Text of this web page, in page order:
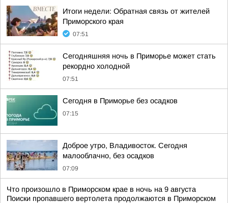
Итоги недели: Обратная связь от жителей
Приморского края
07:51
Сегодняшняя ночь в Приморье может стать
рекордно холодной
07:51
Сегодня в Приморье без осадков
07:15
Доброе утро, Владивосток. Сегодня
малооблачно, без осадков
07:09
Что произошло в Приморском крае в ночь на 9 августа
Поиски пропавшего вертолета продолжаются в Приморском